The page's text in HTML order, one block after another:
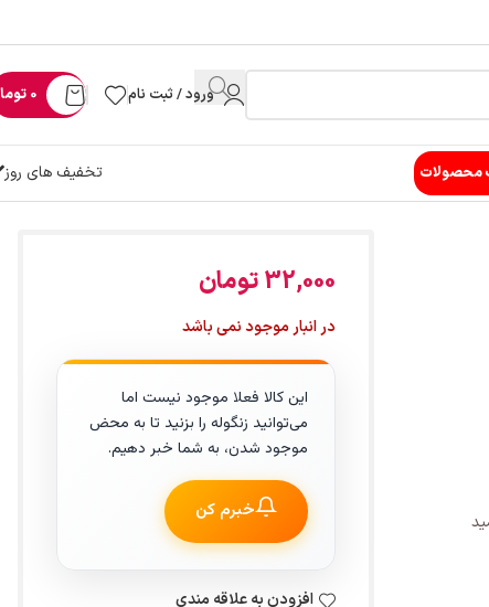
ورود / ثبت نام 0
محصولات
تخفیف های روز
32,000تومان
در انبار موجود نمی باشد
این کالا فعلا موجود نیست اما
می‌توانید زنگوله را بزنید تا به محض
موجود شدن، به شما خبر دهیم.
خبرم کن
افزودن به علاقه مندی